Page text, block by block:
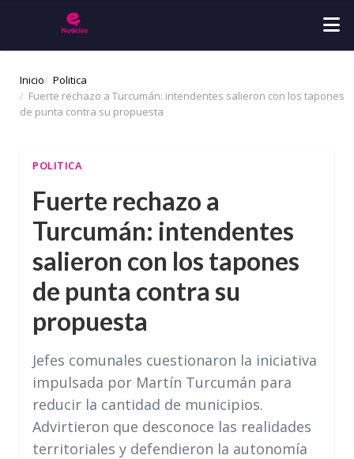
Inicio
Politica
Fuerte rechazo a Turcumán: intendentes salieron con los tapones
de punta contra su propuesta
POLITICA
Fuerte rechazo a
Turcumán: intendentes
salieron con los tapones
de punta contra su
propuesta
Jefes comunales cuestionaron la iniciativa
impulsada por Martín Turcumán para
reducir la cantidad de municipios.
Advirtieron que desconoce las realidades
territoriales y defendieron la autonomía